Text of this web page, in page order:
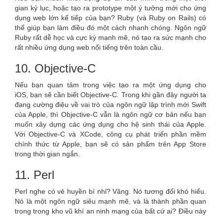
gian kỷ lục, hoặc tạo ra prototype một ý tưởng mới cho ứng
dụng web lớn kế tiếp của bạn? Ruby (và Ruby on Rails) có
thể giúp bạn làm điều đó một cách nhanh chóng. Ngôn ngữ
Ruby rất dễ học và cực kỳ mạnh mẽ, nó tạo ra sức mạnh cho
rất nhiều ứng dụng web nổi tiếng trên toàn cầu.
10. Objective-C
Nếu bạn quan tâm trong việc tạo ra một ứng dụng cho
iOS, bạn sẽ cần biết Objective-C. Trong khi gần đây người ta
đang cường điệu về vai trò của ngôn ngữ lập trình mới Swift
của Apple, thì Objective-C vẫn là ngôn ngữ cơ bản nếu bạn
muốn xây dựng các ứng dụng cho hệ sinh thái của Apple.
Với Objective-C và XCode, công cụ phát triển phần mềm
chính thức từ Apple, bạn sẽ có sản phẩm trên App Store
trong thời gian ngắn.
11. Perl
Perl nghe có vẻ huyền bí nhỉ? Vâng. Nó tương đối khó hiểu.
Nó là một ngôn ngữ siêu mạnh mẽ, và là thành phần quan
trọng trong kho vũ khí an ninh mạng của bất cứ ai? Điều này